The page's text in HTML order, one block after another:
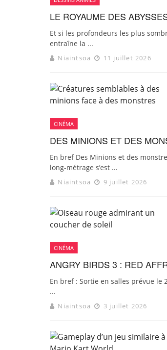
LE ROYAUME DES
Et si les profondeurs les plus
entraîne la ...
Niaintsoa 11 juillet 2026
CINÉMA
DES MINIONS ET DES
En bref Des Minions et des
long-métrage s’est ...
Niaintsoa 9 juillet 2026
CINÉMA
ANGRY BIRDS 3 : RED
En bref : Sortie en salles prévue le
...
Niaintsoa 3 juillet 2026